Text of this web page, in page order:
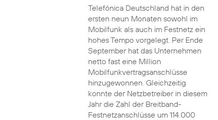
Telefónica Deutschland hat in den
ersten neun Monaten sowohl im
Mobilfunk als auch im Festnetz ein
hohes Tempo vorgelegt. Per Ende
September hat das Unternehmen
netto fast eine Million
Mobilfunkvertragsanschlüsse
hinzugewonnen. Gleichzeitig
konnte der Netzbetreiber in diesem
Jahr die Zahl der Breitband-
Festnetzanschlüsse um 114.000